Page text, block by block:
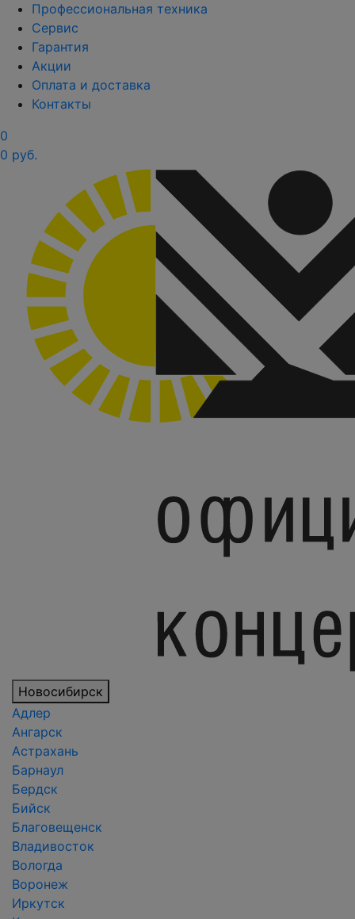
Профессиональная техника
Сервис
Гарантия
Акции
Оплата и доставка
Контакты
0
0 руб.
Новосибирск
Адлер
Ангарск
Астрахань
Барнаул
Бердск
Бийск
Благовещенск
Владивосток
Вологда
Воронеж
Иркутск